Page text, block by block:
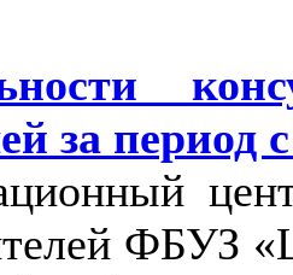
за период
ФБУЗ